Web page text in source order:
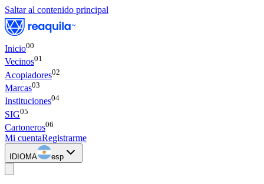
Saltar al contenido principal
Inicio00
Vecinos01
Acopiadores02
Marcas03
Instituciones04
SIG05
Cartoneros06
Mi cuentaRegistrarme
IDIOMA esp